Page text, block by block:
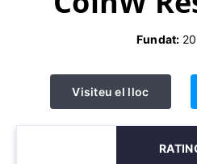
Fundat:
Visiteu el lloc